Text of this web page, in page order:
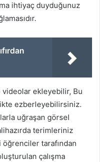
ihtiyaç duyduğunuz
videolar ekleyebilir, Bu
ezberleyebilirsiniz.
uğraşan görsel
terimleriniz
öğrenciler tarafından
çalışma